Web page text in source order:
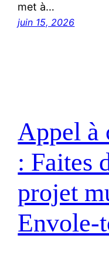
met à…
juin 15, 2026
Appel à
: Faites
projet
Envole-